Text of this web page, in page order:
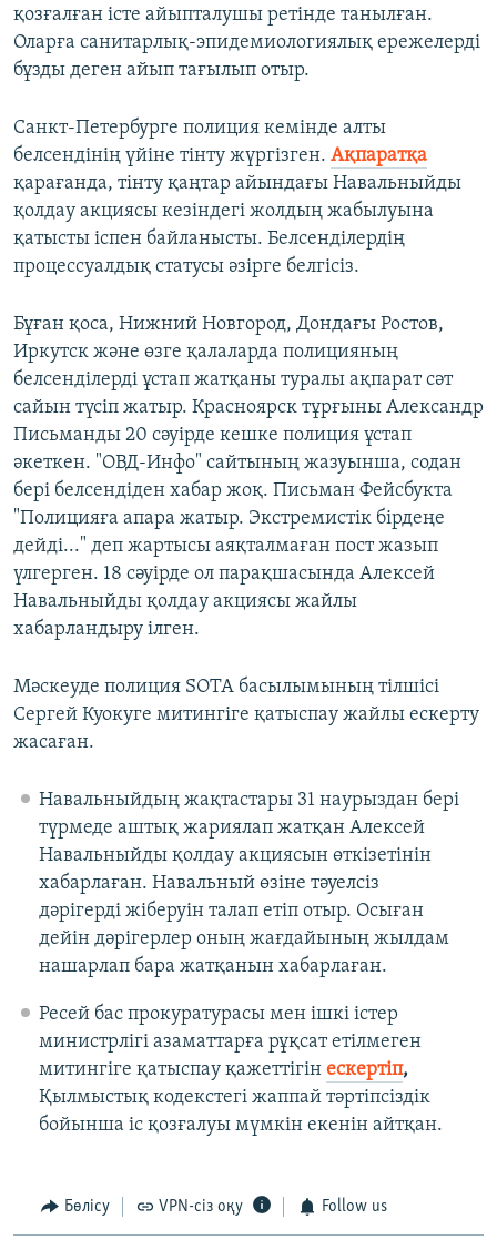
қозғалған істе айыпталушы ретінде танылған.
Оларға санитарлық-эпидемиологиялық ережелерді
бұзды деген айып тағылып отыр.
Санкт-Петербурге полиция кемінде алты
белсендінің үйіне тінту жүргізген. Ақпаратқа
қарағанда, тінту қаңтар айындағы Навальныйды
қолдау акциясы кезіндегі жолдың жабылуына
қатысты іспен байланысты. Белсенділердің
процессуалдық статусы әзірге белгісіз.
Бұған қоса, Нижний Новгород, Дондағы Ростов,
Иркутск және өзге қалаларда полицияның
белсенділерді ұстап жатқаны туралы ақпарат сәт
сайын түсіп жатыр. Красноярск тұрғыны Александр
Письманды 20 сәуірде кешке полиция ұстап
әкеткен. "ОВД-Инфо" сайтының жазуынша, содан
бері белсендіден хабар жоқ. Письман Фейсбукта
"Полицияға апара жатыр. Экстремистік бірдеңе
дейді..." деп жартысы аяқталмаған пост жазып
үлгерген. 18 сәуірде ол парақшасында Алексей
Навальныйды қолдау акциясы жайлы
хабарландыру ілген.
Мәскеуде полиция SOTA басылымының тілшісі
Сергей Куокуге митингіге қатыспау жайлы ескерту
жасаған.
Навальныйдың жақтастары 31 наурыздан бері
түрмеде аштық жариялап жатқан Алексей
Навальныйды қолдау акциясын өткізетінін
хабарлаған. Навальный өзіне тәуелсіз
дәрігерді жіберуін талап етіп отыр. Осыған
дейін дәрігерлер оның жағдайының жылдам
нашарлап бара жатқанын хабарлаған.
Ресей бас прокуратурасы мен ішкі істер
министрлігі азаматтарға рұқсат етілмеген
митингіге қатыспау қажеттігін ескертіп,
Қылмыстық кодекстегі жаппай тәртіпсіздік
бойынша іс қозғалуы мүмкін екенін айтқан.
Бөлісу VPN-сіз оқу Follow us